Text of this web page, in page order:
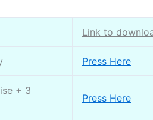
Link to
Press Here
+ 3
Press Here